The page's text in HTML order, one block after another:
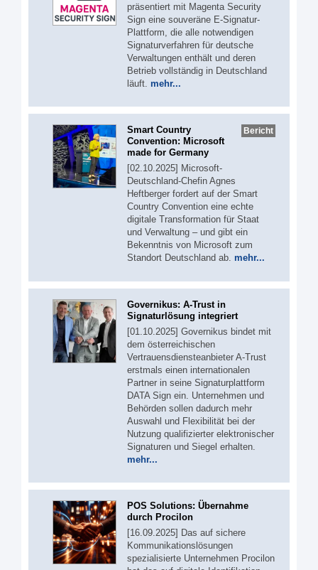
präsentiert mit Magenta Security
Sign eine souveräne E-Signatur-
Plattform, die alle notwendigen
Signaturverfahren für deutsche
Verwaltungen enthält und deren
Betrieb vollständig in Deutschland
läuft. mehr...
Bericht
Smart Country
Convention: Microsoft
made for Germany
[02.10.2025] Microsoft-
Deutschland-Chefin Agnes
Heftberger fordert auf der Smart
Country Convention eine echte
digitale Transformation für Staat
und Verwaltung – und gibt ein
Bekenntnis von Microsoft zum
Standort Deutschland ab. mehr...
Governikus: A-Trust in
Signaturlösung integriert
[01.10.2025] Governikus bindet mit
dem österreichischen
Vertrauensdiensteanbieter A-Trust
erstmals einen internationalen
Partner in seine Signaturplattform
DATA Sign ein. Unternehmen und
Behörden sollen dadurch mehr
Auswahl und Flexibilität bei der
Nutzung qualifizierter elektronischer
Signaturen und Siegel erhalten.
mehr...
POS Solutions: Übernahme
durch Procilon
[16.09.2025] Das auf sichere
Kommunikationslösungen
spezialisierte Unternehmen Procilon